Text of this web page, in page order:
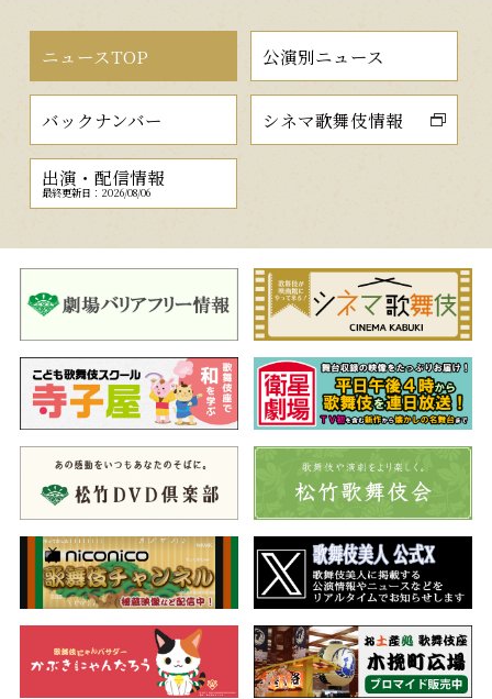
ニュースTOP 公演別ニュース
バックナンバー シネマ歌舞伎情報
出演・配信情報
最終更新日：2026/08/06